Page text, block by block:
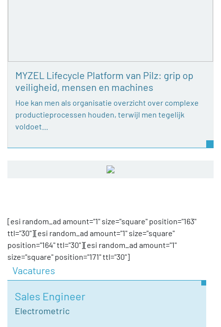
MYZEL Lifecycle Platform van Pilz: grip op
veiligheid, mensen en machines
Hoe kan men als organisatie overzicht over complexe
productieprocessen houden, terwijl men tegelijk
voldoet…
[esi random_ad amount="1" size="square" position="163"
ttl="30"][esi random_ad amount="1" size="square"
position="164" ttl="30"][esi random_ad amount="1"
size="square" position="171" ttl="30"]
Vacatures
Sales Engineer
Electrometric